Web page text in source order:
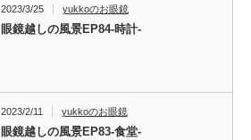
2023/3/25 yukkoのお眼鏡
眼鏡越しの風景EP84-時計-
2023/2/11 yukkoのお眼鏡
眼鏡越しの風景EP83-食堂-